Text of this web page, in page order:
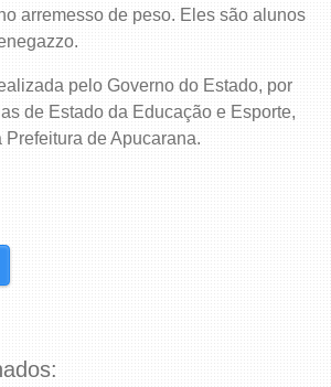
arremesso de peso. Eles são alunos
pelo Governo do Estado, por
de Estado da Educação e Esporte,
Prefeitura de Apucarana.